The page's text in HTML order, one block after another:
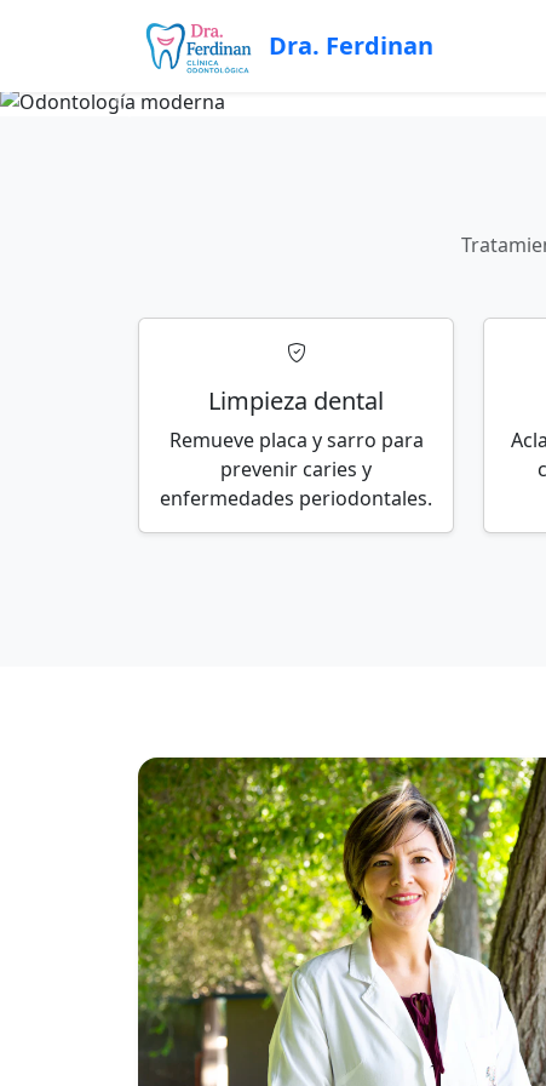
Dra. Ferdinan
Reservar cita
Limpieza dental
Remueve placa y sarro para
prevenir caries y
enfermedades periodontales.